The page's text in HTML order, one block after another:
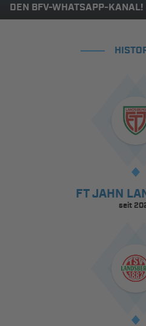
DEN BFV-WHATSAPP-KANAL!
FT JAHN
seit